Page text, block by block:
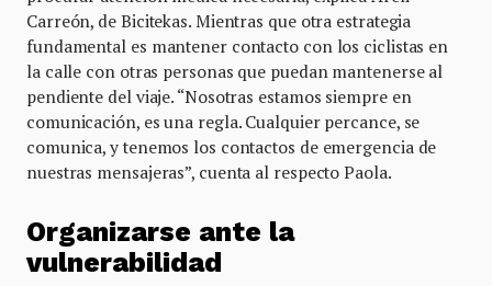
Carreón, de Bicitekas. Mientras que otra estrategia
fundamental es mantener contacto con los ciclistas en
la calle con otras personas que puedan mantenerse al
pendiente del viaje. “Nosotras estamos siempre en
comunicación, es una regla. Cualquier percance, se
comunica, y tenemos los contactos de emergencia de
nuestras mensajeras”, cuenta al respecto Paola.
Organizarse ante la
vulnerabilidad